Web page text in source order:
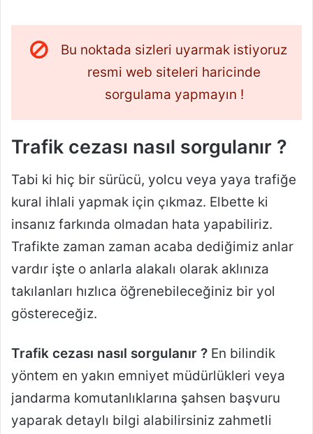
Bu noktada sizleri uyarmak istiyoruz
resmi web siteleri haricinde
sorgulama yapmayın !
Trafik cezası nasıl sorgulanır ?
Tabi ki hiç bir sürücü, yolcu veya yaya trafiğe
kural ihlali yapmak için çıkmaz. Elbette ki
insanız farkında olmadan hata yapabiliriz.
Trafikte zaman zaman acaba dediğimiz anlar
vardır işte o anlarla alakalı olarak aklınıza
takılanları hızlıca öğrenebileceğiniz bir yol
göstereceğiz.
Trafik cezası nasıl sorgulanır ? En bilindik
yöntem en yakın emniyet müdürlükleri veya
jandarma komutanlıklarına şahsen başvuru
yaparak detaylı bilgi alabilirsiniz zahmetli